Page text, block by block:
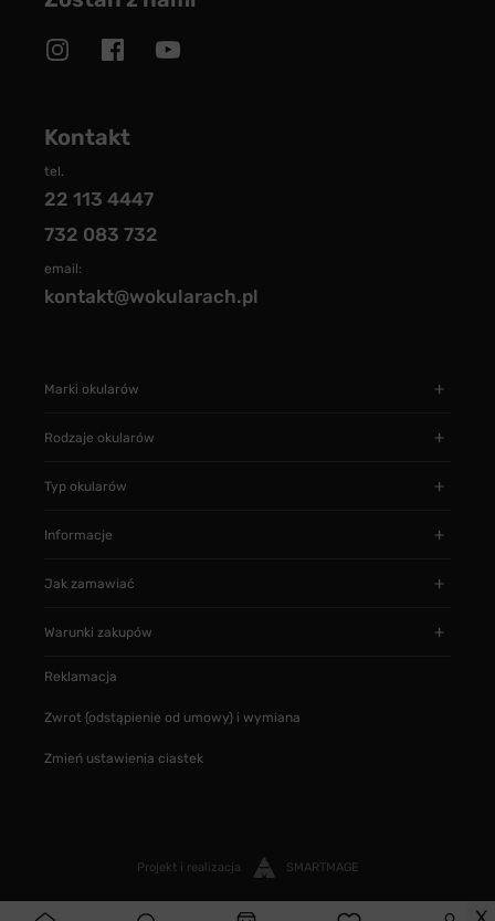
Kontakt
tel.
22 113 4447
732 083 732
email:
kontakt@wokularach.pl
Marki okularów
Rodzaje okularów
Typ okularów
Informacje
Jak zamawiać
Warunki zakupów
Reklamacja
Zwrot (odstąpienie od umowy) i wymiana
Zmień ustawienia ciastek
Projekt i realizacja SMARTMAGE